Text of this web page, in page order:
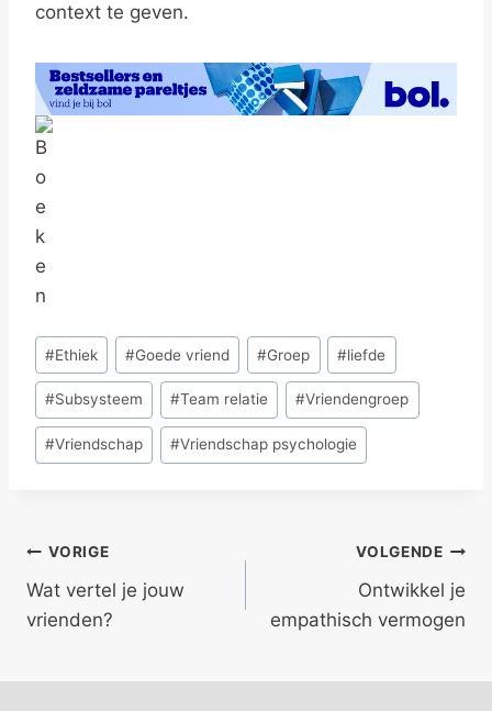
context te geven.
Bericht
tags:
#Ethiek #Goede vriend #Groep #liefde
#Subsysteem #Team relatie #Vriendengroep
#Vriendschap #Vriendschap psychologie
Bericht
navigatie
VORIGE
Wat vertel je jouw
vrienden?
VOLGENDE
Ontwikkel je
empathisch vermogen